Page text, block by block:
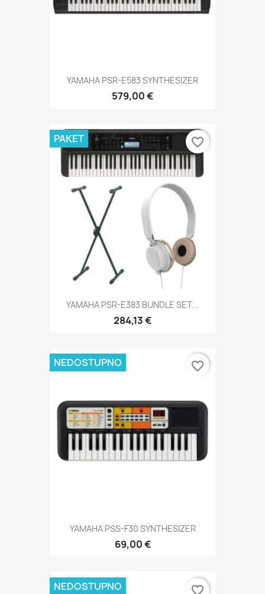
YAMAHA PSR-E583 SYNTHESIZER
579,00 €
YAMAHA PSR-E383 BUNDLE SET...
284,13 €
PAKET favorite_border
YAMAHA PSS-F30 SYNTHESIZER
69,00 €
NEDOSTUPNO favorite_border
NEDOSTUPNO favorite_border